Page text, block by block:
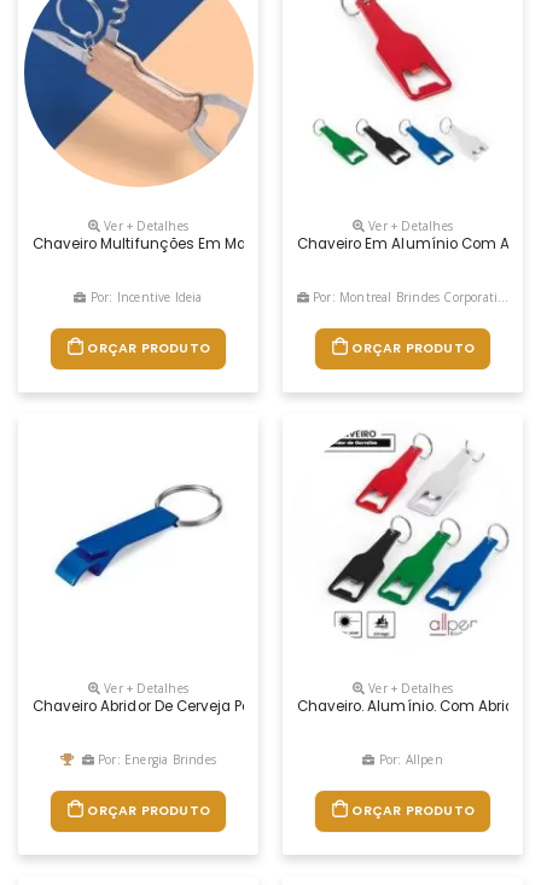
Ver + Detalhes
Chaveiro Multifunções Em Madeira Com Abridor De Garrafas, Saca-
Por: Incentive Ideia
ORÇAR PRODUTO
Ver + Detalhes
Chaveiro Em Alumínio Com
Por: Montreal Brindes Corporativos
ORÇAR PRODUTO
Ver + Detalhes
Chaveiro Abridor De Cerveja Personalizado
Por: Energia Brindes
ORÇAR PRODUTO
Ver + Detalhes
Chaveiro. Alumínio. Com Abridor
Por: Allpen
ORÇAR PRODUTO